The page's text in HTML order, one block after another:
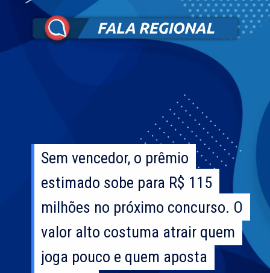
Sem vencedor, o prêmio
estimado sobe para R$ 115
milhões no próximo concurso. O
valor alto costuma atrair quem
joga pouco e quem aposta
Sem vencedor, o prêmio
estimado sobe para R$ 115
milhões no próximo concurso. O
valor alto costuma atrair quem
joga pouco e quem aposta